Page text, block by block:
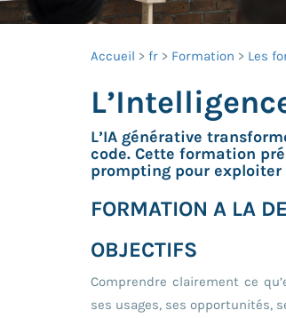
Accueil fr Formation Les
L’IA générative
code. Cette formation
prompting pour exploiter
FORMATION A LA
OBJECTIFS
Comprendre clairement ce
ses usages, ses opportunités,